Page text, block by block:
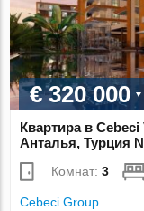
€ 320 000
Квартира в
Анталья, Турция
Комнат:3
Cebeci Group